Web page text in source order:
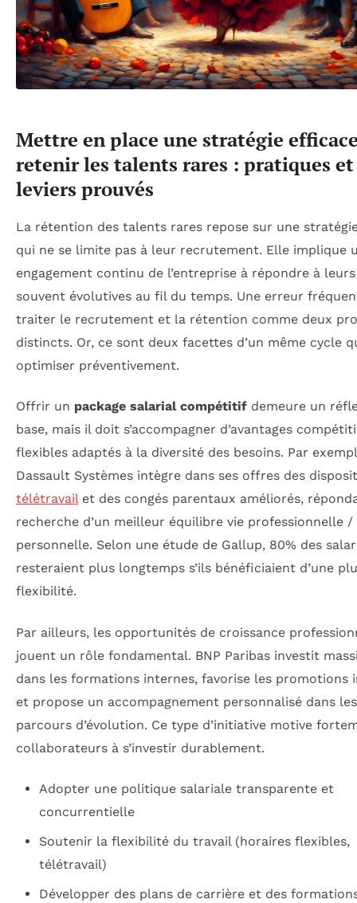
Mettre en place une stratégie
retenir les talents rares : pratiques et
leviers prouvés
La rétention des talents rares repose sur une
qui ne se limite pas à leur recrutement. Elle implique
engagement continu de l’entreprise à répondre à
souvent évolutives au fil du temps. Une erreur
traiter le recrutement et la rétention comme deux
distincts. Or, ce sont deux facettes d’un même cycle
optimiser préventivement.
Offrir un package salarial compétitif demeure un
base, mais il doit s’accompagner d’avantages
flexibles adaptés à la diversité des besoins. Par
Dassault Systèmes intègre dans ses offres des
télétravailet des congés parentaux améliorés,
recherche d’un meilleur équilibre vie professionnelle /
personnelle. Selon une étude de Gallup, 80% des
resteraient plus longtemps s’ils bénéficiaient d’une
flexibilité.
Par ailleurs, les opportunités de croissance
jouent un rôle fondamental. BNP Paribas investit
dans les formations internes, favorise les promotions
et propose un accompagnement personnalisé dans les
parcours d’évolution. Ce type d’initiative motive
collaborateurs à s’investir durablement.
Adopter une politique salariale transparente et
concurrentielle
Soutenir la flexibilité du travail (horaires flexibles,
télétravail)
Développer des plans de carrière et des